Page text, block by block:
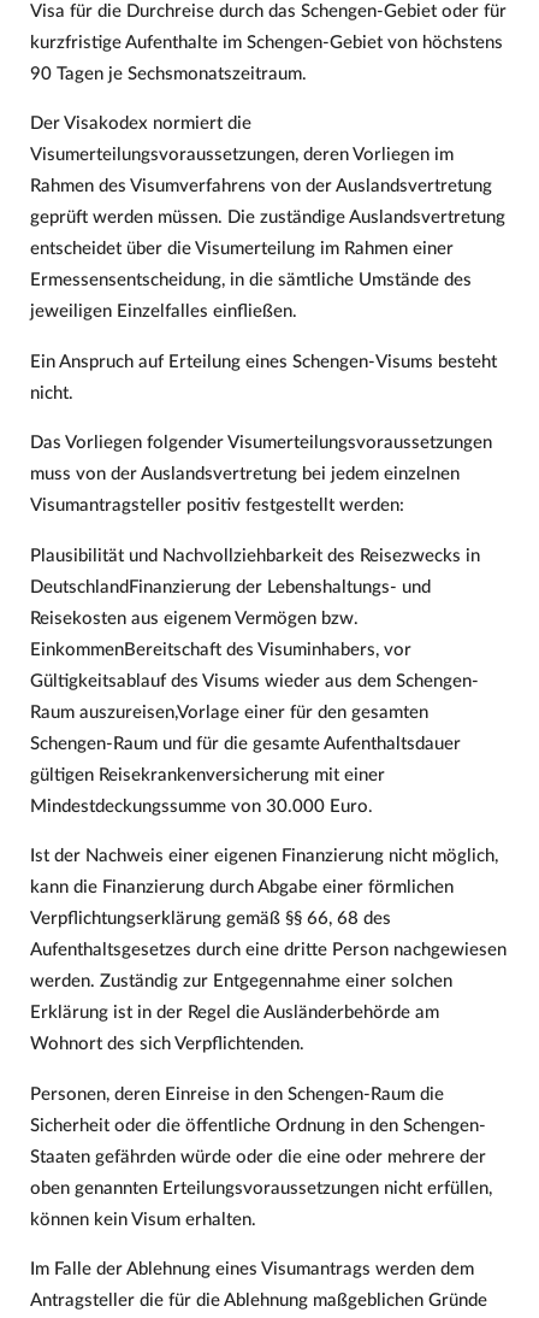
Visa für die Durchreise durch das Schengen-Gebiet oder für
kurzfristige Aufenthalte im Schengen-Gebiet von höchstens
90 Tagen je Sechsmonatszeitraum.
Der Visakodex normiert die
Visumerteilungsvoraussetzungen, deren Vorliegen im
Rahmen des Visumverfahrens von der Auslandsvertretung
geprüft werden müssen. Die zuständige Auslandsvertretung
entscheidet über die Visumerteilung im Rahmen einer
Ermessensentscheidung, in die sämtliche Umstände des
jeweiligen Einzelfalles einfließen.
Ein Anspruch auf Erteilung eines Schengen-Visums besteht
nicht.
Das Vorliegen folgender Visumerteilungsvoraussetzungen
muss von der Auslandsvertretung bei jedem einzelnen
Visumantragsteller positiv festgestellt werden:
Plausibilität und Nachvollziehbarkeit des Reisezwecks in
DeutschlandFinanzierung der Lebenshaltungs- und
Reisekosten aus eigenem Vermögen bzw.
EinkommenBereitschaft des Visuminhabers, vor
Gültigkeitsablauf des Visums wieder aus dem Schengen-
Raum auszureisen,Vorlage einer für den gesamten
Schengen-Raum und für die gesamte Aufenthaltsdauer
gültigen Reisekrankenversicherung mit einer
Mindestdeckungssumme von 30.000 Euro.
Ist der Nachweis einer eigenen Finanzierung nicht möglich,
kann die Finanzierung durch Abgabe einer förmlichen
Verpflichtungserklärung gemäß §§ 66, 68 des
Aufenthaltsgesetzes durch eine dritte Person nachgewiesen
werden. Zuständig zur Entgegennahme einer solchen
Erklärung ist in der Regel die Ausländerbehörde am
Wohnort des sich Verpflichtenden.
Personen, deren Einreise in den Schengen-Raum die
Sicherheit oder die öffentliche Ordnung in den Schengen-
Staaten gefährden würde oder die eine oder mehrere der
oben genannten Erteilungsvoraussetzungen nicht erfüllen,
können kein Visum erhalten.
Im Falle der Ablehnung eines Visumantrags werden dem
Antragsteller die für die Ablehnung maßgeblichen Gründe